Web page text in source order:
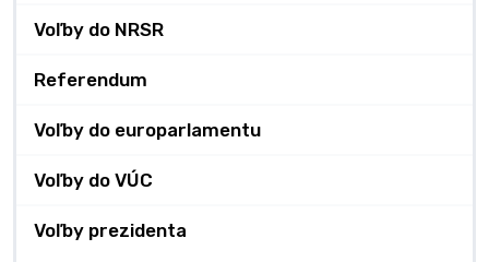
Voľby do NRSR
Referendum
Voľby do europarlamentu
Voľby do VÚC
Voľby prezidenta